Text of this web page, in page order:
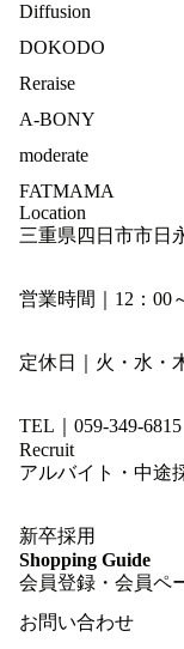
Diffusion
DOKODO
Reraise
A-BONY
moderate
FATMAMA
Location
三重県四日市市日
営業時間｜12：00
定休日｜火・水・
TEL｜059-349-6815
Recruit
アルバイト・中途
新卒採用
Shopping Guide
会員登録・会員ペ
お問い合わせ